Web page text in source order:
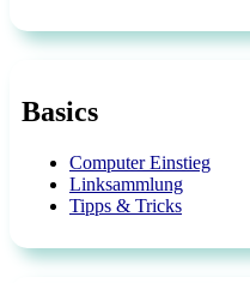
Basics
Computer Einstieg
Linksammlung
Tipps & Tricks